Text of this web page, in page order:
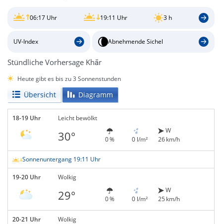
06:17 Uhr 19:11 Uhr 3 h
UV-Index Abnehmende Sichel
Stündliche Vorhersage Khār
Heute gibt es bis zu 3 Sonnenstunden
Übersicht Diagramm
18-19 Uhr Leicht bewölkt
30° 0 % 0 l/m²
W
26 km/h
Sonnenuntergang 19:11 Uhr
19-20 Uhr Wolkig
29° 0 % 0 l/m²
W
25 km/h
20-21 Uhr Wolkig